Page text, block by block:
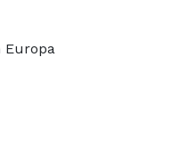
Europa